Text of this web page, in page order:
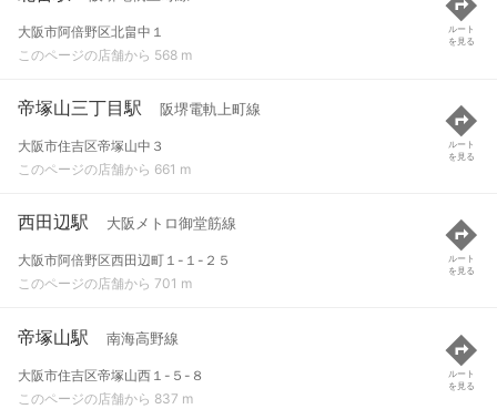
大阪市阿倍野区北畠中１
このページの店舗から 568 m
ルート
を見る
帝塚山三丁目駅 阪堺電軌上町線
大阪市住吉区帝塚山中３
このページの店舗から 661 m
ルート
を見る
西田辺駅 大阪メトロ御堂筋線
大阪市阿倍野区西田辺町１-１-２５
このページの店舗から 701 m
ルート
を見る
帝塚山駅 南海高野線
大阪市住吉区帝塚山西１-５-８
このページの店舗から 837 m
ルート
を見る